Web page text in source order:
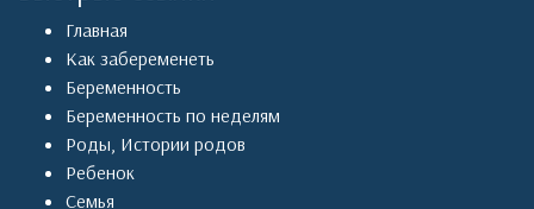
Главная
Как забеременеть
Беременность
Беременность по неделям
Роды, Истории родов
Ребенок
Семья